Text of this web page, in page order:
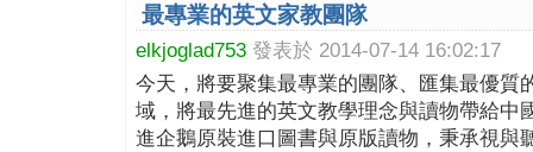
最專業的英文家教團隊
elkjoglad753 發表於 2014-07-14 16:02:17
今天，將要聚集最專業的團隊、匯集最優質
域，將最先進的英文教學理念與讀物帶給中
進企鵝原裝進口圖書與原版讀物，秉承視與